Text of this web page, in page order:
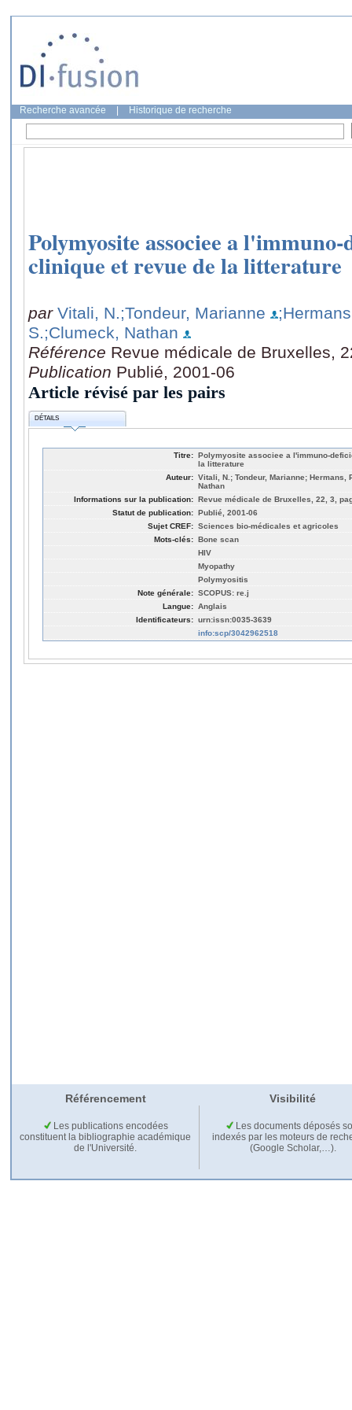
Recherche avancée Historique de recherche
Polymyosite associee a
clinique et revue de la litterature
par Vitali, N.;Tondeur, Marianne
S.;Clumeck, Nathan
Référence Revue médicale de Bruxelles,
Publication Publié, 2001-06
Article révisé par les pairs
DÉTAILS
Titre: Polymyosite associee a l'immuno-
la litterature
Auteur: Vitali, N.; Tondeur, Marianne; Hermans,
Nathan
Informations sur la publication: Revue médicale de Bruxelles, 22, 3,
Statut de publication: Publié, 2001-06
Sujet CREF: Sciences bio-médicales et agricoles
Mots-clés: Bone scan
HIV
Myopathy
Polymyositis
Note générale: SCOPUS: re.j
Langue: Anglais
Identificateurs: urn:issn:0035-3639
info:scp/3042962518
Référencement Visibilité
Les publications encodées
constituent la bibliographie académique
de l'Université.
Les documents déposés
indexés par les moteurs de
(Google Scholar,…).